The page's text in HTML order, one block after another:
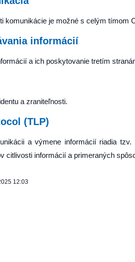
komunikácie je možné s celým tímom
informácií
a ich poskytovanie tretím
a zraniteľnosti.
(TLP)
a výmene informácií riadia
citlivosti informácií a primeraných
12:03